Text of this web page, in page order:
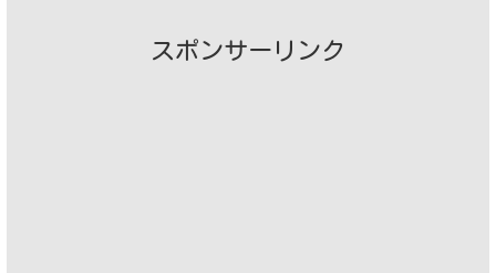
スポンサーリンク